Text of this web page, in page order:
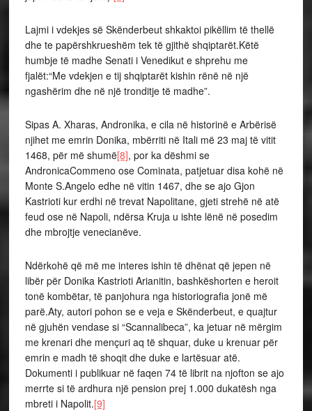
Lajmi i vdekjes së Skënderbeut shkaktoi pikëllim të thellë
dhe te papërshkrueshëm tek të gjithë shqiptarët.Këtë
humbje të madhe Senati i Venedikut e shprehu me
fjalët:“Me vdekjen e tij shqiptarët kishin rënë në një
ngashërim dhe në një tronditje të madhe”.
Sipas A. Xharas, Andronika, e cila në historinë e Arbërisë
njihet me emrin Donika, mbërriti në Itali më 23 maj të vitit
1468, për më shumë[8], por ka dëshmi se
AndronicaCommeno ose Cominata, patjetuar disa kohë në
Monte S.Angelo edhe në vitin 1467, dhe se ajo Gjon
Kastrioti kur erdhi në trevat Napolitane, gjeti strehë në atë
feud ose në Napoli, ndërsa Kruja u ishte lënë në posedim
dhe mbrojtje venecianëve.
Ndërkohë që më me interes ishin të dhënat që jepen në
libër për Donika Kastrioti Arianitin, bashkëshorten e heroit
tonë kombëtar, të panjohura nga historiografia jonë më
parë.Aty, autori pohon se e veja e Skënderbeut, e quajtur
në gjuhën vendase si “Scannalibeca”, ka jetuar në mërgim
me krenari dhe mençuri aq të shquar, duke u krenuar për
emrin e madh të shoqit dhe duke e lartësuar atë.
Dokumenti i publikuar në faqen 74 të librit na njofton se ajo
merrte si të ardhura një pension prej 1.000 dukatësh nga
mbreti i Napolit.[9]